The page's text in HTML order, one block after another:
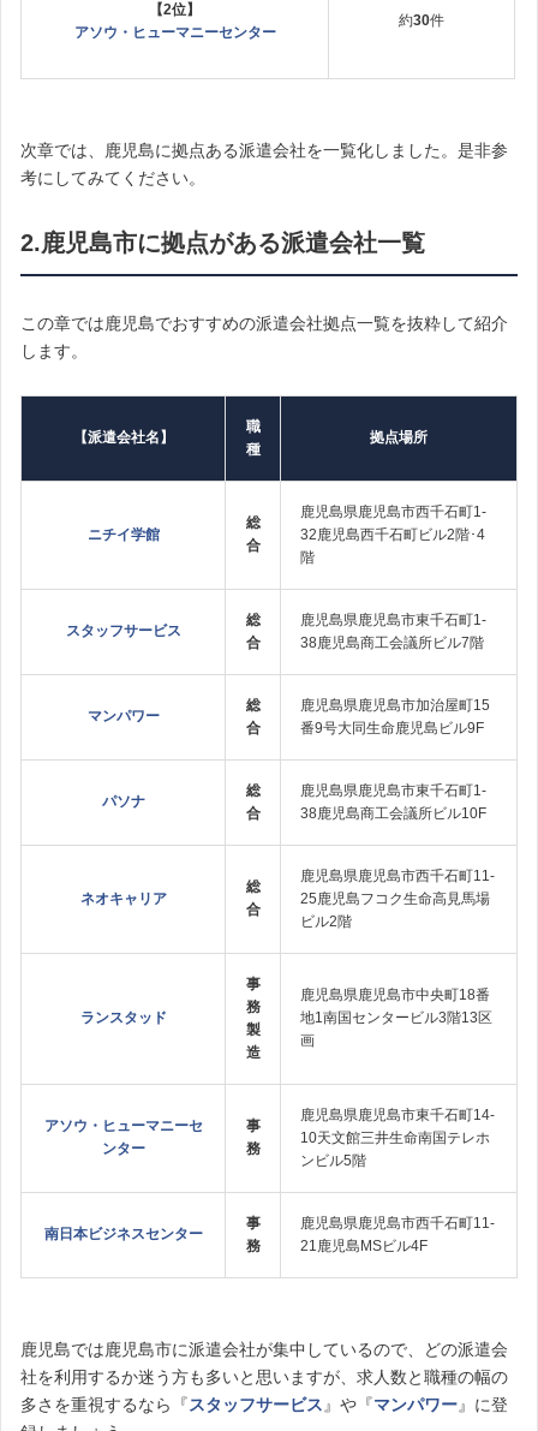
【2位】
アソウ・ヒューマニーセンター
約30件
次章では、鹿児島に拠点ある派遣会社を一覧化しました。是非参
考にしてみてください。
2.鹿児島市に拠点がある派遣会社一覧
この章では鹿児島でおすすめの派遣会社拠点一覧を抜粋して紹介
します。
【派遣会社名】
職
種
拠点場所
ニチイ学館
総
合
鹿児島県鹿児島市西千石町1‐
32鹿児島西千石町ビル2階･4
階
スタッフサービス
総
合
鹿児島県鹿児島市東千石町1‐
38鹿児島商工会議所ビル7階
マンパワー
総
合
鹿児島県鹿児島市加治屋町15
番9号大同生命鹿児島ビル9F
パソナ
総
合
鹿児島県鹿児島市東千石町1‐
38鹿児島商工会議所ビル10F
ネオキャリア
総
合
鹿児島県鹿児島市西千石町11‐
25鹿児島フコク生命高見馬場
ビル2階
ランスタッド
事
務
製
造
鹿児島県鹿児島市中央町18番
地1南国センタービル3階13区
画
アソウ・ヒューマニーセ
ンター
事
務
鹿児島県鹿児島市東千石町14-
10天文館三井生命南国テレホ
ンビル5階
南日本ビジネスセンター
事
務
鹿児島県鹿児島市西千石町11-
21鹿児島MSビル4F
鹿児島では鹿児島市に派遣会社が集中しているので、どの派遣会
社を利用するか迷う方も多いと思いますが、求人数と職種の幅の
多さを重視するなら『スタッフサービス』や『マンパワー』に登